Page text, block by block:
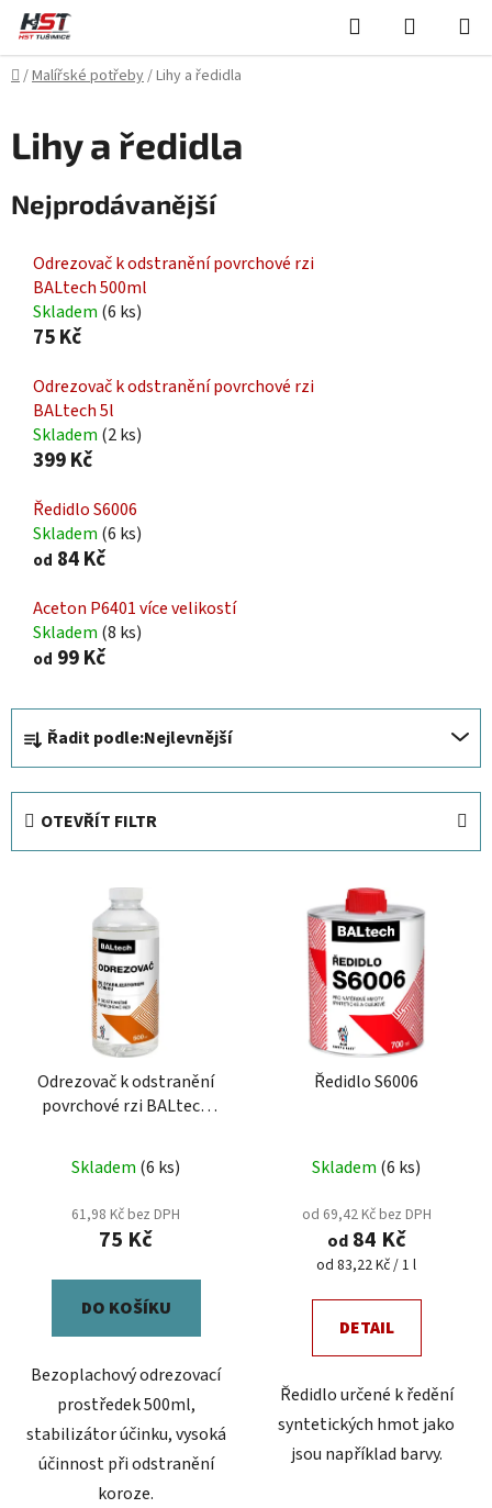
Přejít
obsah
Hledat
KOŠÍK
Domů
/Malířské potřeby/Lihy a ředidla
Lihy a ředidla
Nejprodávanější
Odrezovač k odstranění povrchové rzi
BALtech 500ml
Skladem (6 ks)
75 Kč
Odrezovač k odstranění povrchové rzi
BALtech 5l
Skladem (2 ks)
399 Kč
Ředidlo S6006
Skladem (6 ks)
od 84 Kč
Aceton P6401 více velikostí
Skladem (8 ks)
od 99 Kč
Ř
a
z
Řadit podle:Nejlevnější
OTEVŘÍT FILTR
Odrezovač k odstranění
povrchové rzi BALtech
Skladem (6 ks)
61,98 Kč bez DPH
75 Kč
DO KOŠÍKU
Bezoplachový odrezovací
prostředek 500ml,
stabilizátor účinku, vysoká
účinnost při odstranění
koroze.
Ředidlo S6006
Skladem (6 ks)
od 69,42 Kč bez DPH
od84 Kč
Měrná
od 83,22 Kč / 1 l
DETAIL
Ředidlo určené k ředění
syntetických hmot jako
jsou například barvy.